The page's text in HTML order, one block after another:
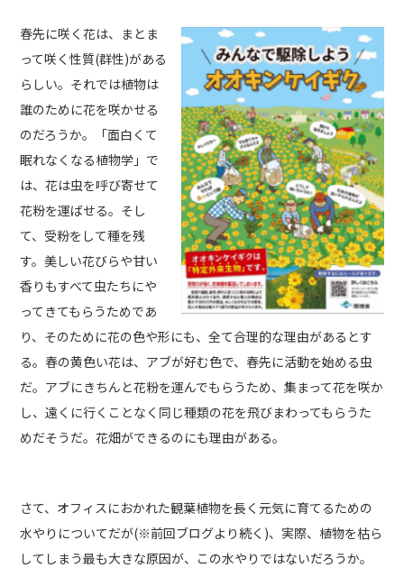
春先に咲く花は、まとま
って咲く性質(群性)がある
らしい。それでは植物は
誰のために花を咲かせる
のだろうか。「面白くて
眠れなくなる植物学」で
は、花は虫を呼び寄せて
花粉を運ばせる。そし
て、受粉をして種を残
す。美しい花びらや甘い
香りもすべて虫たちにや
ってきてもらうためであ
り、そのために花の色や形にも、全て合理的な理由があるとす
る。春の黄色い花は、アブが好む色で、春先に活動を始める虫
だ。アブにきちんと花粉を運んでもらうため、集まって花を咲か
し、遠くに行くことなく同じ種類の花を飛びまわってもらうた
めだそうだ。花畑ができるのにも理由がある。
さて、オフィスにおかれた観葉植物を長く元気に育てるための
水やりについてだが(※前回ブログより続く)、実際、植物を枯ら
してしまう最も大きな原因が、この水やりではないだろうか。